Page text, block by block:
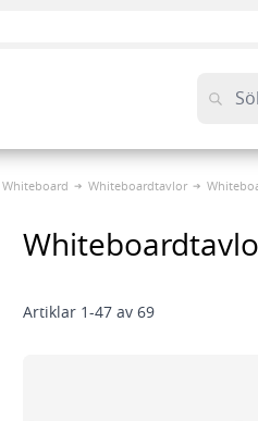
Whiteboard Whiteboardtavlor
Artiklar 1-47 av69